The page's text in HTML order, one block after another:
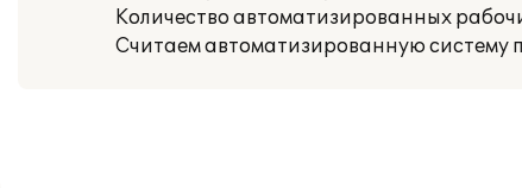
Количество автоматизированных
Считаем автоматизированную систему